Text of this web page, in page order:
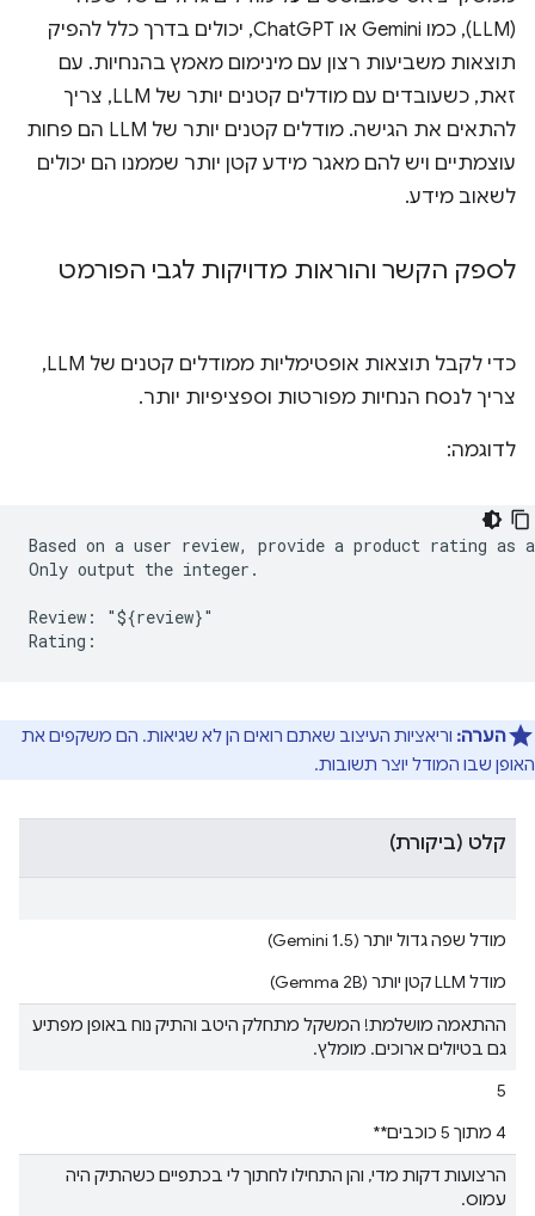
(LLM), כמו Gemini או ChatGPT, יכולים בדרך כלל להפיק
תוצאות משביעות רצון עם מינימום מאמץ בהנחיות. עם
זאת, כשעובדים עם מודלים קטנים יותר של LLM, צריך
להתאים את הגישה. מודלים קטנים יותר של LLM הם פחות
עוצמתיים ויש להם מאגר מידע קטן יותר שממנו הם יכולים
לשאוב מידע.
לספק הקשר והוראות מדויקות לגבי הפורמט
כדי לקבל תוצאות אופטימליות ממודלים קטנים של LLM,
צריך לנסח הנחיות מפורטות וספציפיות יותר.
לדוגמה:
Based on a user review, provide a product rating as
Only output the integer.
Review: "${review}"
הערה: וריאציות העיצוב שאתם רואים הן לא שגיאות. הם משקפים את
האופן שבו המודל יוצר תשובות.
קלט (ביקורת)
מודל שפה גדול יותר (Gemini 1.5)
מודל LLM קטן יותר (Gemma 2B)
ההתאמה מושלמת! המשקל מתחלק היטב והתיק נוח באופן מפתיע
גם בטיולים ארוכים. מומלץ.
5
‫4 מתוך 5 כוכבים**
הרצועות דקות מדי, והן התחילו לחתוך לי בכתפיים כשהתיק היה
עמוס.